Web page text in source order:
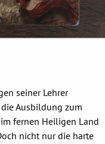
seiner Lehrer
Ausbildung zum
fernen Heiligen Land
nicht nur die harte